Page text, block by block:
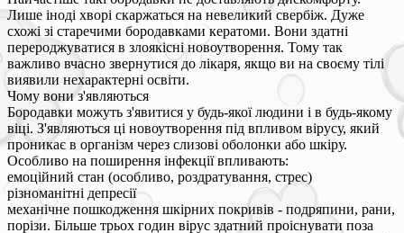
Лише іноді хворі скаржаться на невеликий свербіж. Дуже
схожі зі старечими бородавками кератоми. Вони здатні
перероджуватися в злоякісні новоутворення. Тому так
важливо вчасно звернутися до лікаря, якщо ви на своєму тілі
виявили нехарактерні освіти.
Чому вони з'являються
Бородавки можуть з'явитися у будь-якої людини і в будь-якому
віці. З'являються ці новоутворення під впливом вірусу, який
проникає в організм через слизові оболонки або шкіру.
Особливо на поширення інфекції впливають:
емоційний стан (особливо, роздратування, стрес)
різноманітні депресії
механічне пошкодження шкірних покривів - подряпини, рани,
порізи. Більше трьох годин вірус здатний проіснувати поза